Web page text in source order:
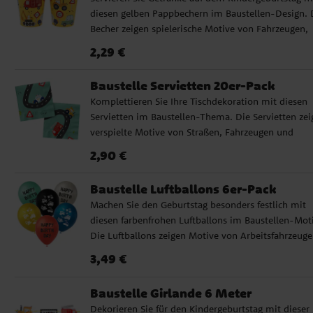
Tischdekoration besonders verspielt. Eine gute
für Kindergeburtstage, bei denen Baustellen,
und Straßen im Mittelpunkt stehen. ✓ 8 Pappteller
Baustellen-Motiv ✓ Durchmesser: ca. 23 cm ✓ FSC-
zertifiziertes Papier
diesen gelben Pappbechern im Baustellen-Design.
Becher zeigen spielerische Motive von Fahrzeugen,
perfekt für Kinder sind, die Bagger, Traktoren,
Die Pappbecher lassen sich wunderbar mit Tellern,
Servietten und Dekorationen im gleichen Design
kombinieren, um eine einheitliche Tischdekoration
schaffen. ✓ 8 Pappbecher mit Baustellen-Motiven ✓
Fassungsvermögen: 250 ml ✓ FSC-zertifiziertes
Preis:2,29 €
2,29 €
Baustelle Servietten 20er-Pack
Komplettieren Sie Ihre Tischdekoration mit diesen
Servietten im Baustellen-Thema. Die Servietten
verspielte Motive von Straßen, Fahrzeugen und
Bagger, Traktoren, Feuerwehrautos und andere
Motiv ✓ Maße: ca. 33 x 33 cm ausgefaltet ✓ 3-lagige
Servietten aus FSC-zertifiziertem Papier
Preis: 2,90 €
2,90 €
Baustelle Luftballons 6er-Pack
Machen Sie den Geburtstag besonders festlich mit
diesen farbenfrohen Luftballons im Baustellen-
Die Luftballons zeigen Motive von
Text, was sie perfekt für Kinder macht, die
Baustellen-Motiv ✔ Durchmesser (aufgeblasen): ca.
Preis: 3,49 €
3,49 €
Baustelle Girlande 6 Meter
Dekorieren Sie für den Kindergeburtstag mit dieser